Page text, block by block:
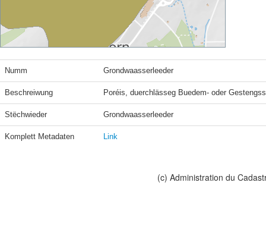
Numm Grondwaasserleeder
Beschreiwung Poréis, duerchlässeg Buedem- oder
Stëchwieder Grondwaasserleeder
Komplett Metadaten Link
(c) Administration du